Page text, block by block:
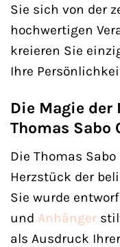
Sie sich von der
hochwertigen
kreieren Sie
Ihre
Die Magie
Thomas Sabo
Die Thomas
Herzstück der
Sie wurde
und Anhänger
als Ausdruck